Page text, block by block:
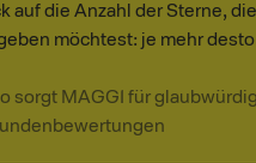
auf die Anzahl der Sterne,
möchtest: je mehr
sorgt MAGGI für